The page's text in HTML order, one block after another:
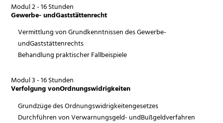
Modul 2 - 16 Stunden
Gewerbe- undGaststättenrecht
Vermittlung von Grundkenntnissen des Gewerbe-
undGaststättenrechts
Behandlung praktischer Fallbeispiele
Modul 3 - 16 Stunden
Verfolgung vonOrdnungswidrigkeiten
Grundzüge des Ordnungswidrigkeitengesetzes
Durchführen von Verwarnungsgeld- undBußgeldverfahren